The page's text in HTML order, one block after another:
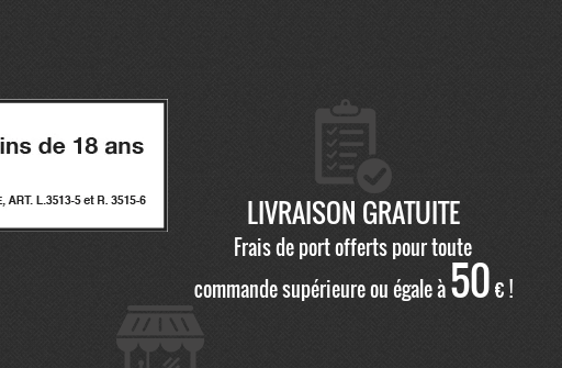
LIVRAISON GRATUITE
Frais de port offerts pour toute
commande supérieure ou égale à50€ !